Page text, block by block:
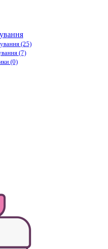
(25)
(7)
(0)